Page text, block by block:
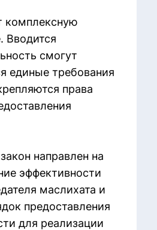
комплексную
Вводится
смогут
единые требования
права
направлен на
эффективности
маслихата и
предоставления
для реализации